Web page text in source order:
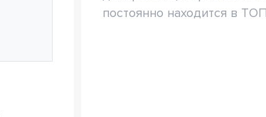
постоянно находится в